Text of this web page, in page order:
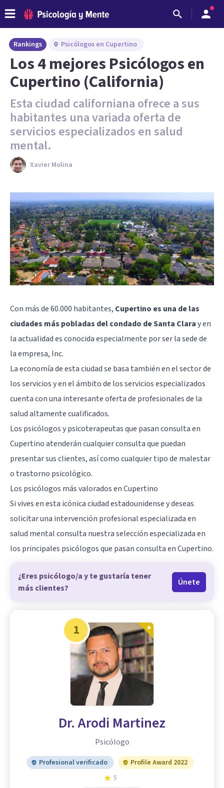
Rankings Psicólogos en Cupertino
Los 4 mejores Psicólogos en
Cupertino (California)
Esta ciudad californiana ofrece a sus
habitantes una variada oferta de
servicios especializados en salud
mental.
Xavier Molina
Con más de 60.000 habitantes, Cupertino es una de las
ciudades más pobladas del condado de Santa Claray en
la actualidad es conocida especialmente por ser la sede de
la empresa, Inc.
La economía de esta ciudad se basa también en el sector de
los servicios y en el ámbito de los servicios especializados
cuenta con una interesante oferta de profesionales de la
salud altamente cualificados.
Los psicólogos y psicoterapeutas que pasan consulta en
Cupertino atenderán cualquier consulta que puedan
presentar sus clientes, así como cualquier tipo de malestar
o trastorno psicológico.
Los psicólogos más valorados en Cupertino
Si vives en esta icónica ciudad estadounidense y deseas
solicitar una intervención profesional especializada en
salud mental consulta nuestra selección especializada en
los principales psicólogos que pasan consulta en Cupertino.
¿Eres psicólogo/a y te gustaría tener
más clientes?
Únete
1
Dr. Arodi Martinez
Psicólogo
Profesional verificado
Profile Award 2022
5